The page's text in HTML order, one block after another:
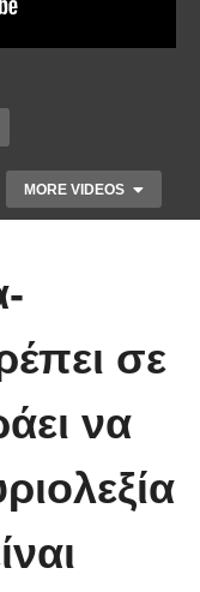
MORE VIDEOS
σε
να